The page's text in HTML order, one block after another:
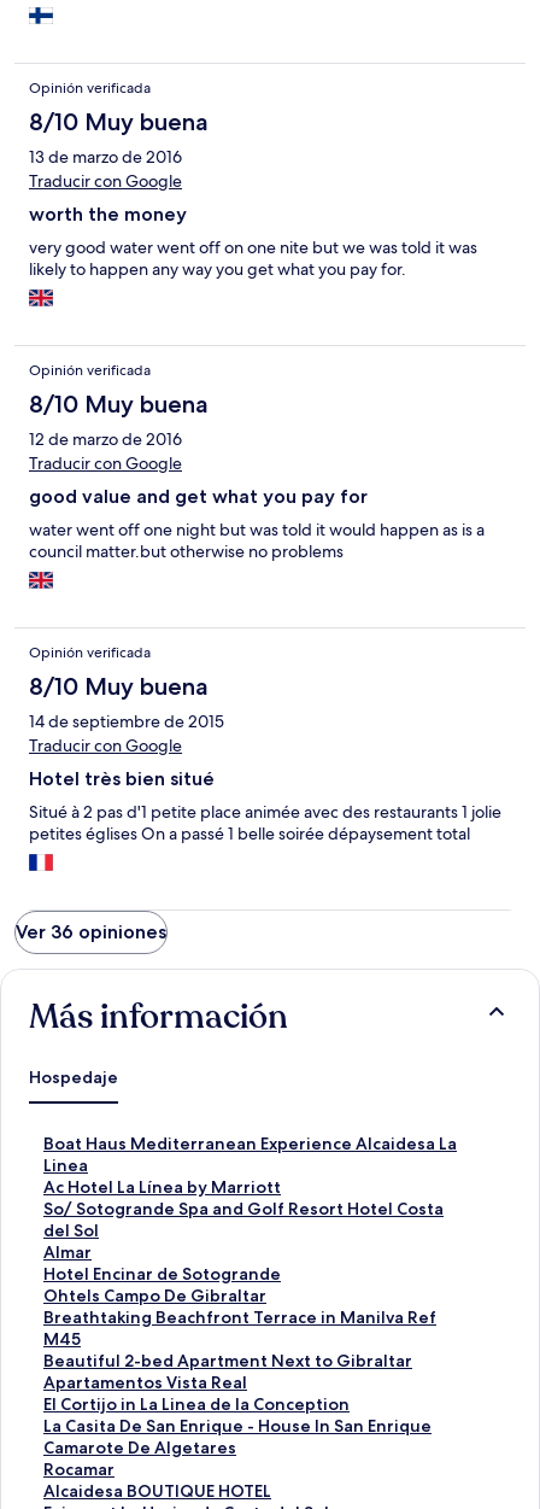
Opinión verificada
8/10 Muy buena
13 de marzo de 2016
Traducir con Google
worth the money
very good water went off on one nite but we was told it was
likely to happen any way you get what you pay for.
Opinión verificada
8/10 Muy buena
12 de marzo de 2016
Traducir con Google
good value and get what you pay for
water went off one night but was told it would happen as is a
council matter.but otherwise no problems
Opinión verificada
8/10 Muy buena
14 de septiembre de 2015
Traducir con Google
Hotel très bien situé
Situé à 2 pas d'1 petite place animée avec des restaurants 1 jolie
petites églises On a passé 1 belle soirée dépaysement total
Ver 36 opiniones
Más información
Hospedaje
Boat Haus Mediterranean Experience Alcaidesa La
Linea
E
n
l
a
c
e
p
a
r
a
a
b
r
i
r
l
a
Ac Hotel La Línea by Marriott
E
n
l
a
c
e
p
a
r
a
a
b
r
i
r
So/ Sotogrande Spa and Golf Resort Hotel Costa
del Sol
E
n
l
a
c
e
p
a
r
a
a
b
r
i
Almar
E
n
l
a
c
e
p
a
r
a
a
b
Hotel Encinar de Sotogrande
E
n
l
a
c
e
p
a
r
a
a
Ohtels Campo De Gibraltar
E
n
l
a
c
e
p
a
r
a
Breathtaking Beachfront Terrace in Manilva Ref
M45
E
n
l
a
c
e
p
a
r
Beautiful 2-bed Apartment Next to Gibraltar
E
n
l
a
c
e
p
Apartamentos Vista Real
E
n
l
a
c
e
El Cortijo in La Linea de la Conception
E
n
l
a
c
La Casita De San Enrique - House In San Enrique
E
n
l
a
Camarote De Algetares
E
n
l
Rocamar
E
n
Alcaidesa BOUTIQUE HOTEL
E